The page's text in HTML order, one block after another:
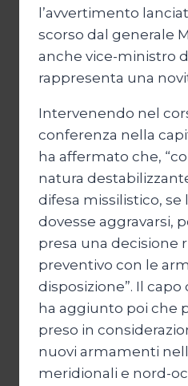
l’avvertimento
scorso dal generale
anche vice-ministro
rappresenta una
Intervenendo nel
conferenza nella
ha affermato che,
natura
difesa missilistico, se
dovesse aggravarsi,
presa una decisione
preventivo con le
disposizione”. Il
ha aggiunto poi che
preso in
nuovi armamenti
meridionali e nord-